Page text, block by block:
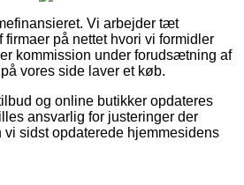
Vi arbejder tæt
firmaer på nettet hvori vi formidler
kommission under forudsætning af
vores side laver et køb.
og online butikker opdateres
ansvarlig for justeringer der
vi sidst opdaterede hjemmesidens